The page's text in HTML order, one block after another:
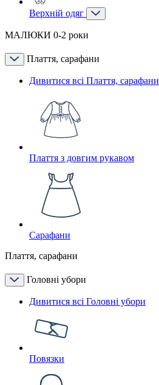
Верхній одяг
МАЛЮКИ 0-2 роки
Плаття, сарафани
Дивитися всі Плаття, сарафани
Плаття з довгим рукавом
Сарафани
Плаття, сарафани
Головні убори
Дивитися всі Головні убори
Повязки